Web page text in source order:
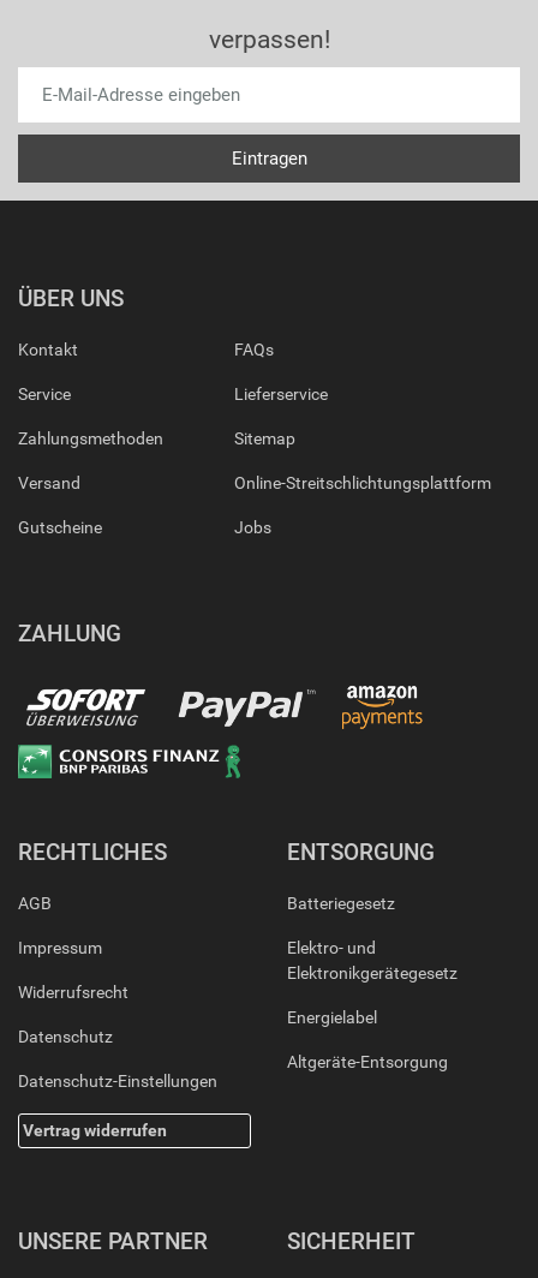
verpassen!
ÜBER UNS
Kontakt
Service
Zahlungsmethoden
Versand
Gutscheine
FAQs
Lieferservice
Sitemap
Online-Streitschlichtungsplattform
Jobs
ZAHLUNG
RECHTLICHES
AGB
Impressum
Widerrufsrecht
Datenschutz
Datenschutz-Einstellungen
Vertrag widerrufen
ENTSORGUNG
Batteriegesetz
Elektro- und
Elektronikgerätegesetz
Energielabel
Altgeräte-Entsorgung
UNSERE PARTNER SICHERHEIT